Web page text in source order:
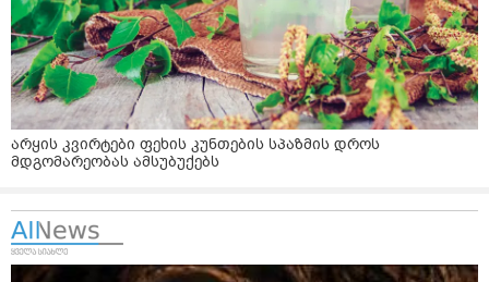
არყის კვირტები ფეხის კუნთების სპაზმის დროს
მდგომარეობას ამსუბუქებს